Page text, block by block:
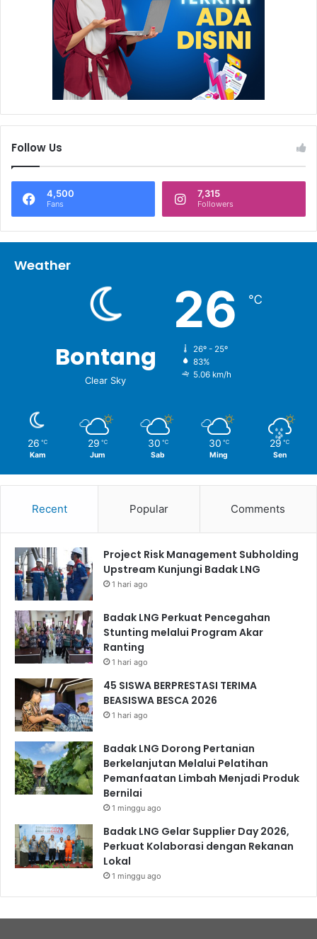
Yuliaskar.
Foto bersama BKF & SKK Migas dengan manajemen Badak LNG
Dengan adanya kunjungan dari Badan Kebijakan Fiskal dan
SKK Migas akan dapat terjalin hubungan kemitraan yang
semakin sinergis guna mendukung bisnis migas ke depan
Follow Us
4,500
Fans
7,315
Followers
Weather
Bontang
Clear Sky
26 ℃
26º - 25º
83%
5.06 km/h
26 ℃
Kam
29 ℃
Jum
30 ℃
Sab
30 ℃
Ming
29 ℃
Sen
Recent Popular Comments
Project Risk Management Subholding
Upstream Kunjungi Badak LNG
1 hari ago
Badak LNG Perkuat Pencegahan
Stunting melalui Program Akar
Ranting
1 hari ago
45 SISWA BERPRESTASI TERIMA
BEASISWA BESCA 2026
1 hari ago
Badak LNG Dorong Pertanian
Berkelanjutan Melalui Pelatihan
Pemanfaatan Limbah Menjadi Produk
Bernilai
1 minggu ago
Badak LNG Gelar Supplier Day 2026,
Perkuat Kolaborasi dengan Rekanan
Lokal
1 minggu ago